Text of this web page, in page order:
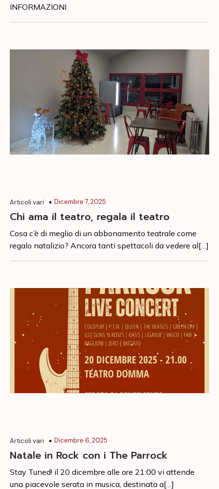
INFORMAZIONI
Articoli vari Dicembre 7, 2025
Chi ama il teatro, regala il teatro
Cosa c’è di meglio di un abbonamento teatrale come
regalo natalizio? Ancora tanti spettacoli da vedere al[…]
Articoli vari Dicembre 6, 2025
Natale in Rock con i The Parrock
Stay Tuned! il 20 dicembre alle ore 21:00 vi attende
una piacevole serata in musica, destinata a[…]